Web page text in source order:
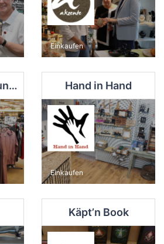
Einkaufen
Compact Sport und Spiel Hand in Hand
Einkaufen
Käpt’n Book